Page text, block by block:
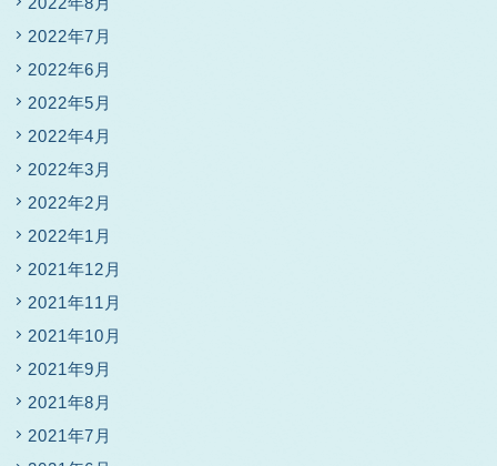
2022年7月
2022年6月
2022年5月
2022年4月
2022年3月
2022年2月
2022年1月
2021年12月
2021年11月
2021年10月
2021年9月
2021年8月
2021年7月